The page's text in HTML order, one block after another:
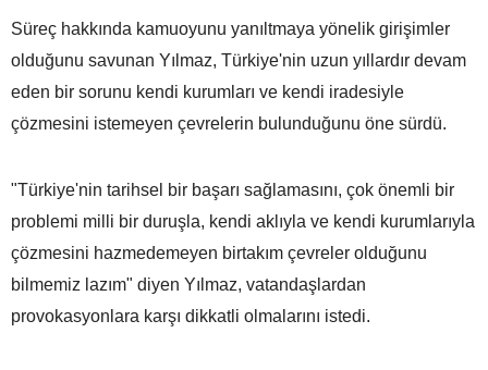
Süreç hakkında kamuoyunu yanıltmaya yönelik girişimler
olduğunu savunan Yılmaz, Türkiye'nin uzun yıllardır devam
eden bir sorunu kendi kurumları ve kendi iradesiyle
çözmesini istemeyen çevrelerin bulunduğunu öne sürdü.
"Türkiye'nin tarihsel bir başarı sağlamasını, çok önemli bir
problemi milli bir duruşla, kendi aklıyla ve kendi kurumlarıyla
çözmesini hazmedemeyen birtakım çevreler olduğunu
bilmemiz lazım" diyen Yılmaz, vatandaşlardan
provokasyonlara karşı dikkatli olmalarını istedi.